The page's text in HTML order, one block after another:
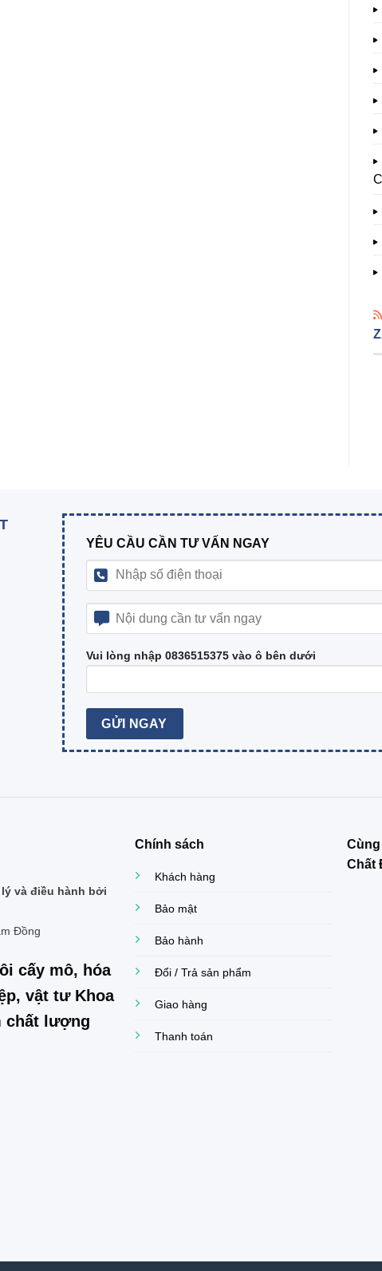
YÊU CẦU CẦN TƯ VẤN NGAY
Vui lòng nhập 0836515375 vào ô bên dưới
và điều hành bởi
Đồng
cấy mô, hóa
vật tư Khoa
chất lượng
Chính sách
Khách hàng
Bảo mật
Bảo hành
Đổi / Trả sản phẩm
Giao hàng
Thanh toán
Chất